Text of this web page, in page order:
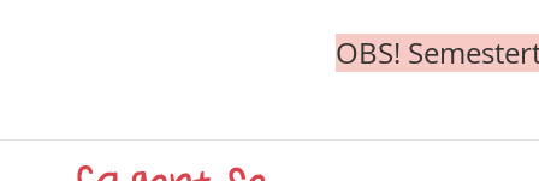
OBS!
Content